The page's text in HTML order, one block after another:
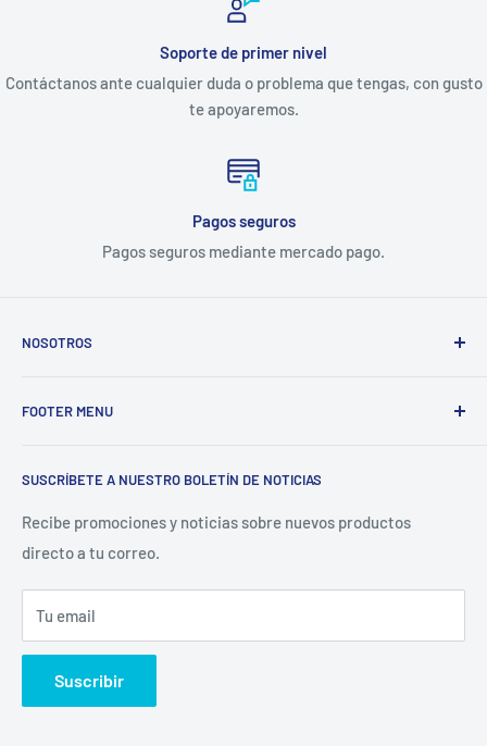
Soporte de primer nivel
Contáctanos ante cualquier duda o problema que tengas, con gusto
te apoyaremos.
Pagos seguros
Pagos seguros mediante mercado pago.
NOSOTROS
de ofrecer refacciones para aparatos electrodomésticos y
restaurantera e industrial.
FOOTER MENU
Catálogo
La Empresa
Contacto
Sucursales
Buscar
SUSCRÍBETE A NUESTRO BOLETÍN DE NOTICIAS
Recibe promociones y noticias sobre nuevos productos
directo a tu correo.
Tu email
Suscribir